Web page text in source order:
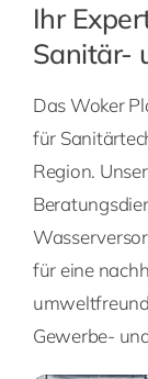
Ihr
Sanitär-
Das Woker
für
Region.
für eine
Gewerbe-